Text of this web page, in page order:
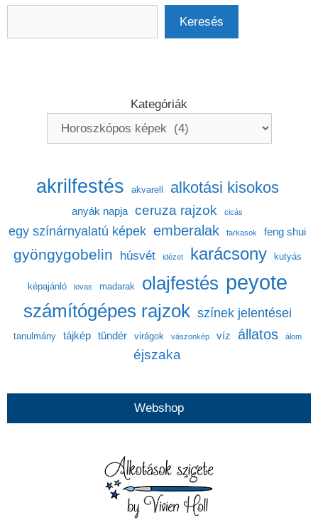
Keresés
Kategóriák
akrilfestés akvarell alkotási kisokos
anyák napja ceruza rajzok cicás
egy színárnyalatú képek emberalak farkasok feng shui
gyöngygobelin húsvét idézet karácsony kutyás
képajánló lovas madarak olajfestés peyote
számítógépes rajzok színek jelentései
tanulmány tájkép tündér virágok vászonkép víz állatos álom
éjszaka
Webshop